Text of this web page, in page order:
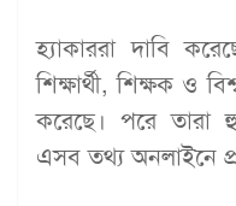
হ্যাকাররা দাবি
শিক্ষার্থী, শিক্ষক ও
করেছে। পরে তারা
এসব তথ্য অনলাইনে